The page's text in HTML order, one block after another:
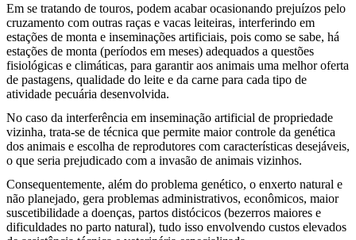
Em se tratando de touros, podem acabar ocasionando prejuízos pelo
cruzamento com outras raças e vacas leiteiras, interferindo em
estações de monta e inseminações artificiais, pois como se sabe, há
estações de monta (períodos em meses) adequados a questões
fisiológicas e climáticas, para garantir aos animais uma melhor oferta
de pastagens, qualidade do leite e da carne para cada tipo de
atividade pecuária desenvolvida.
No caso da interferência em inseminação artificial de propriedade
vizinha, trata-se de técnica que permite maior controle da genética
dos animais e escolha de reprodutores com características desejáveis,
o que seria prejudicado com a invasão de animais vizinhos.
Consequentemente, além do problema genético, o enxerto natural e
não planejado, gera problemas administrativos, econômicos, maior
suscetibilidade a doenças, partos distócicos (bezerros maiores e
dificuldades no parto natural), tudo isso envolvendo custos elevados